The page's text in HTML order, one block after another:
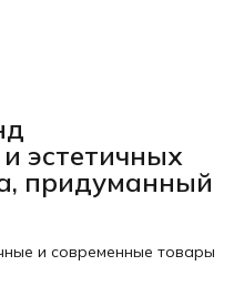
эстетичных
придуманный
и современные товары